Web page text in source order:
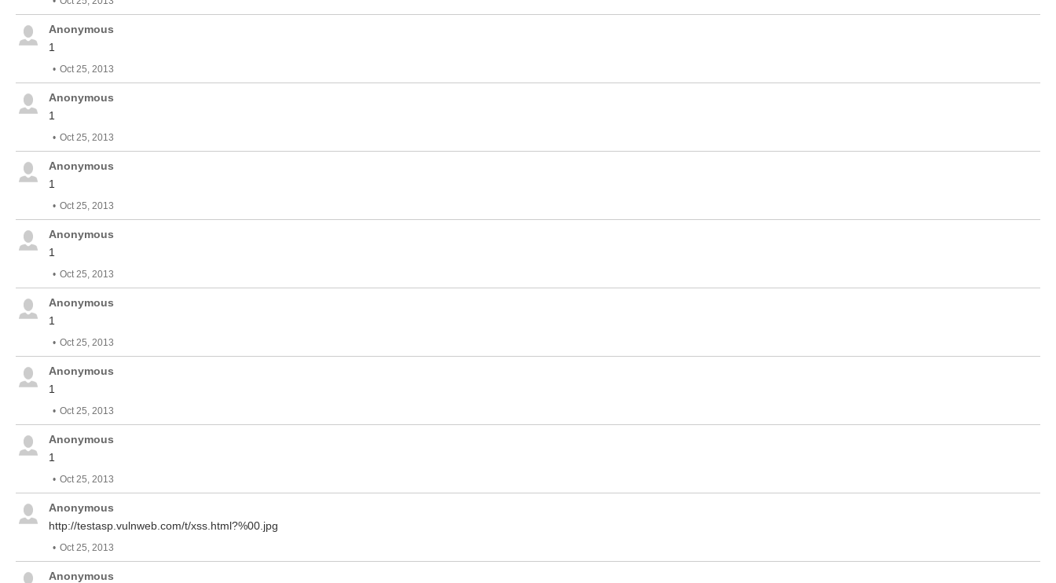
Anonymous
1
Oct 25, 2013
Anonymous
1
Oct 25, 2013
Anonymous
1
Oct 25, 2013
Anonymous
1
Oct 25, 2013
Anonymous
1
Oct 25, 2013
Anonymous
1
Oct 25, 2013
Anonymous
1
Oct 25, 2013
Anonymous
http://testasp.vulnweb.com/t/xss.html?%00.jpg
Oct 25, 2013
Anonymous